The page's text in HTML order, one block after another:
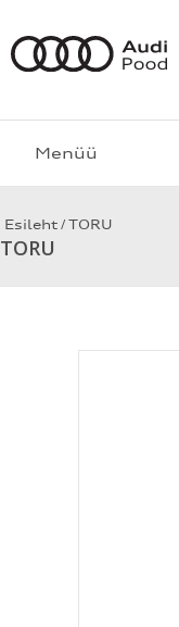
Menüü
Esileht / TORU
TORU